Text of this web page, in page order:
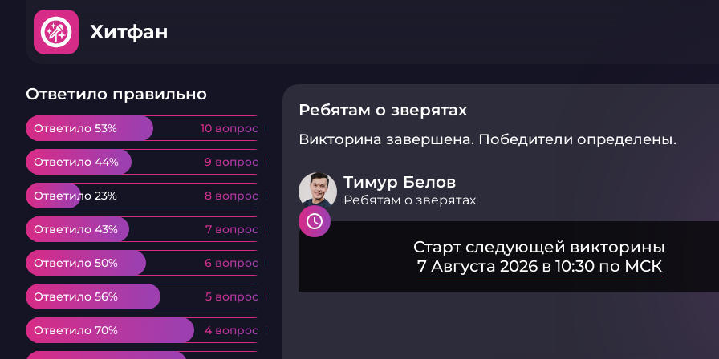
Хитфан
Ответило правильно
Ответило 53% 10 вопрос
Ответило 53% 10 вопрос
Ответило 44% 9 вопрос
Ответило 44% 9 вопрос
Ответило 23% 8 вопрос
Ответило 23% 8 вопрос
Ответило 43% 7 вопрос
Ответило 43% 7 вопрос
Ответило 50% 6 вопрос
Ответило 50% 6 вопрос
Ответило 56% 5 вопрос
Ответило 56% 5 вопрос
Ответило 70% 4 вопрос
Ответило 70% 4 вопрос
Ребятам о зверятах
Викторина завершена. Победители определены.
Тимур Белов
Ребятам о зверятах
Старт следующей викторины
7 Августа 2026 в 10:30 по МСК